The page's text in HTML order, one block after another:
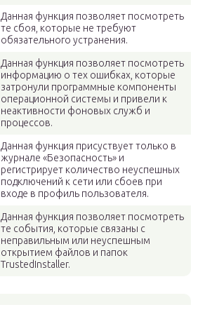
Данная функция позволяет посмотреть
те сбоя, которые не требуют
обязательного устранения.
Данная функция позволяет посмотреть
информацию о тех ошибках, которые
затронули программные компоненты
операционной системы и привели к
неактивности фоновых служб и
процессов.
Данная функция присуствует только в
журнале «Безопасность» и
регистрирует количество неуспешных
подключений к сети или сбоев при
входе в профиль пользователя.
Данная функция позволяет посмотреть
те события, которые связаны с
неправильным или неуспешным
открытием файлов и папок
TrustedInstaller.